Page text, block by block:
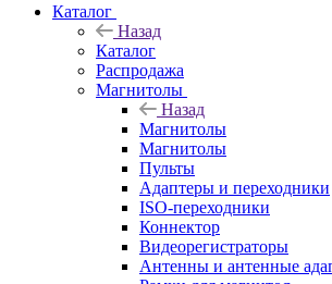
Каталог
Назад
Каталог
Распродажа
Магнитолы
Назад
Магнитолы
Магнитолы
Пульты
Адаптеры и переходники
ISO-переходники
Коннектор
Видеорегистраторы
Антенны и антенные